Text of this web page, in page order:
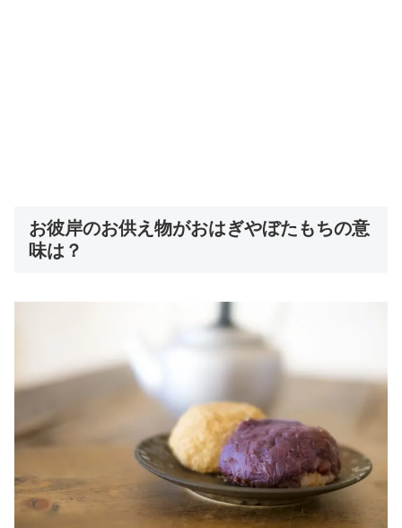
お彼岸のお供え物がおはぎやぼたもちの意
味は？